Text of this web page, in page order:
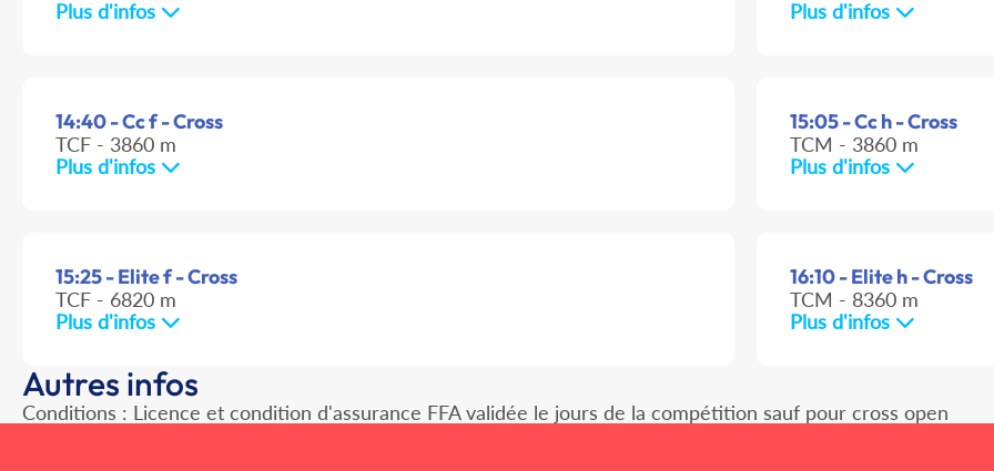
Plus d'infos
Plus d'infos
14:40 - Cc f - Cross
TCF - 3860 m
Plus d'infos
15:05 - Cc h - Cross
TCM - 3860 m
Plus d'infos
15:25 - Elite f - Cross
TCF - 6820 m
Plus d'infos
16:10 - Elite h - Cross
TCM - 8360 m
Plus d'infos
Autres infos
Conditions : Licence et condition d'assurance FFA validée le jours de la compétition sauf pour cross open